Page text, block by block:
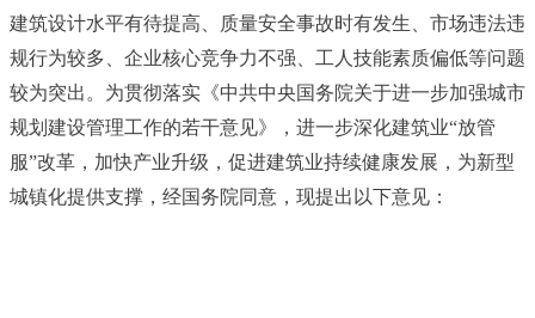
建筑设计水平有待提高、质量安全事故时有发生、市场违法违
规行为较多、企业核心竞争力不强、工人技能素质偏低等问题
较为突出。为贯彻落实《中共中央国务院关于进一步加强城市
规划建设管理工作的若干意见》，进一步深化建筑业“放管
服”改革，加快产业升级，促进建筑业持续健康发展，为新型
城镇化提供支撑，经国务院同意，现提出以下意见：